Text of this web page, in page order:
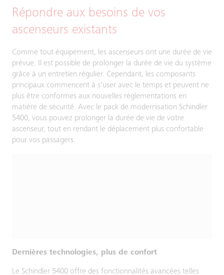
Répondre aux besoins de vos
ascenseurs existants
Comme tout équipement, les ascenseurs ont une durée de vie
prévue. Il est possible de prolonger la durée de vie du système
grâce à un entretien régulier. Cependant, les composants
principaux commencent à s'user avec le temps et peuvent ne
plus être conformes aux nouvelles réglementations en
matière de sécurité. Avec le pack de modernisation Schindler
5400, vous pouvez prolonger la durée de vie de votre
ascenseur, tout en rendant le déplacement plus confortable
pour vos passagers.
Dernières technologies, plus de confort
Le Schindler 5400 offre des fonctionnalités avancées telles